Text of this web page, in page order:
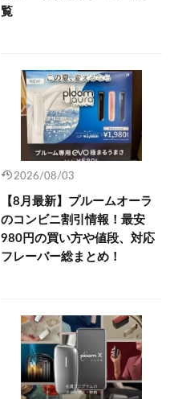
覧
2026/08/03
【8月最新】プルームオーラ
のコンビニ割引情報！最安
980円の買い方や値段、対応
フレーバー総まとめ！